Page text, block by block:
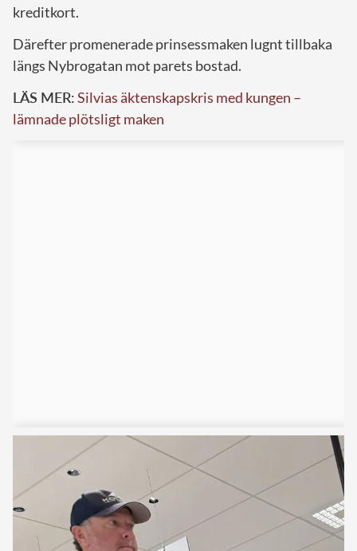
kreditkort.
Därefter promenerade prinsessmaken lugnt tillbaka
längs Nybrogatan mot parets bostad.
LÄS MER:Silvias äktenskapskris med kungen –
lämnade plötsligt maken